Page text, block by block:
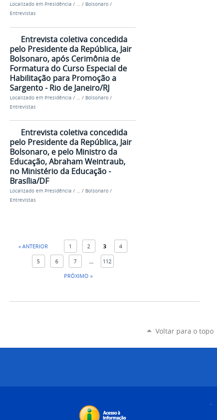
Localizado em Presidência / … / Bolsonaro /
Entrevistas
Entrevista coletiva concedida
pelo Presidente da República, Jair
Bolsonaro, após Cerimônia de
Formatura do Curso Especial de
Habilitação para Promoção a
Sargento - Rio de Janeiro/RJ
Localizado em Presidência / / Bolsonaro /
Entrevistas
Entrevista coletiva concedida
pelo Presidente da República, Jair
Bolsonaro, e pelo Ministro da
Educação, Abraham Weintraub,
no Ministério da Educação -
Brasília/DF
Localizado em Presidência / … / Bolsonaro /
Entrevistas
« ANTERIOR 1 2 3 4
5 6 7 ...
112
PRÓXIMO »
Voltar para o topo